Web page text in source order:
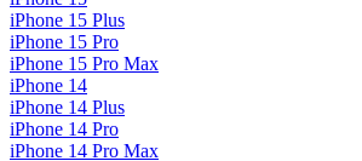
iPhone 15 Plus
iPhone 15 Pro
iPhone 15 Pro Max
iPhone 14
iPhone 14 Plus
iPhone 14 Pro
iPhone 14 Pro Max